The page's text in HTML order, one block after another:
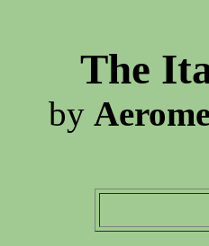
The
by